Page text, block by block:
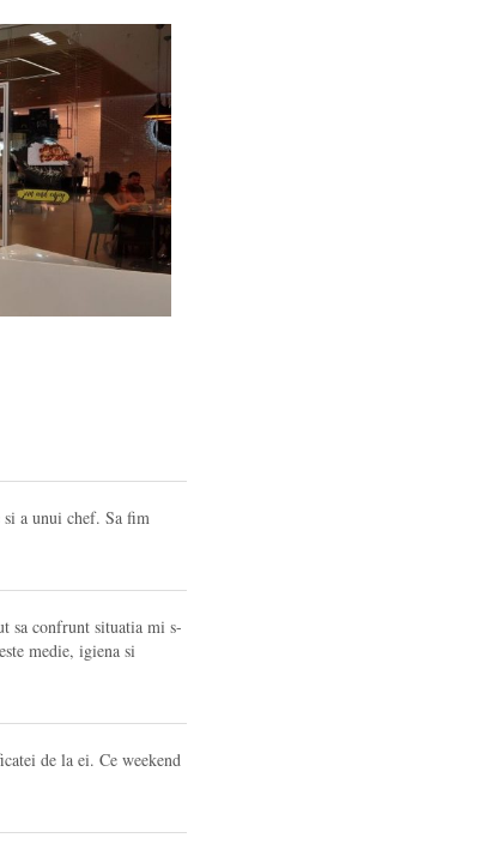
a unui chef. Sa fim
sa confrunt situatia mi s-
medie, igiena si
de la ei. Ce weekend